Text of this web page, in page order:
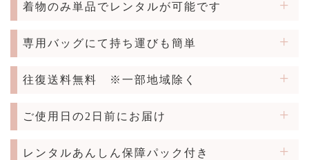
着物のみ単品でレンタルが可能です
専用バッグにて持ち運びも簡単
往復送料無料 ※一部地域除く
ご使用日の2日前にお届け
レンタルあんしん保障パック付き